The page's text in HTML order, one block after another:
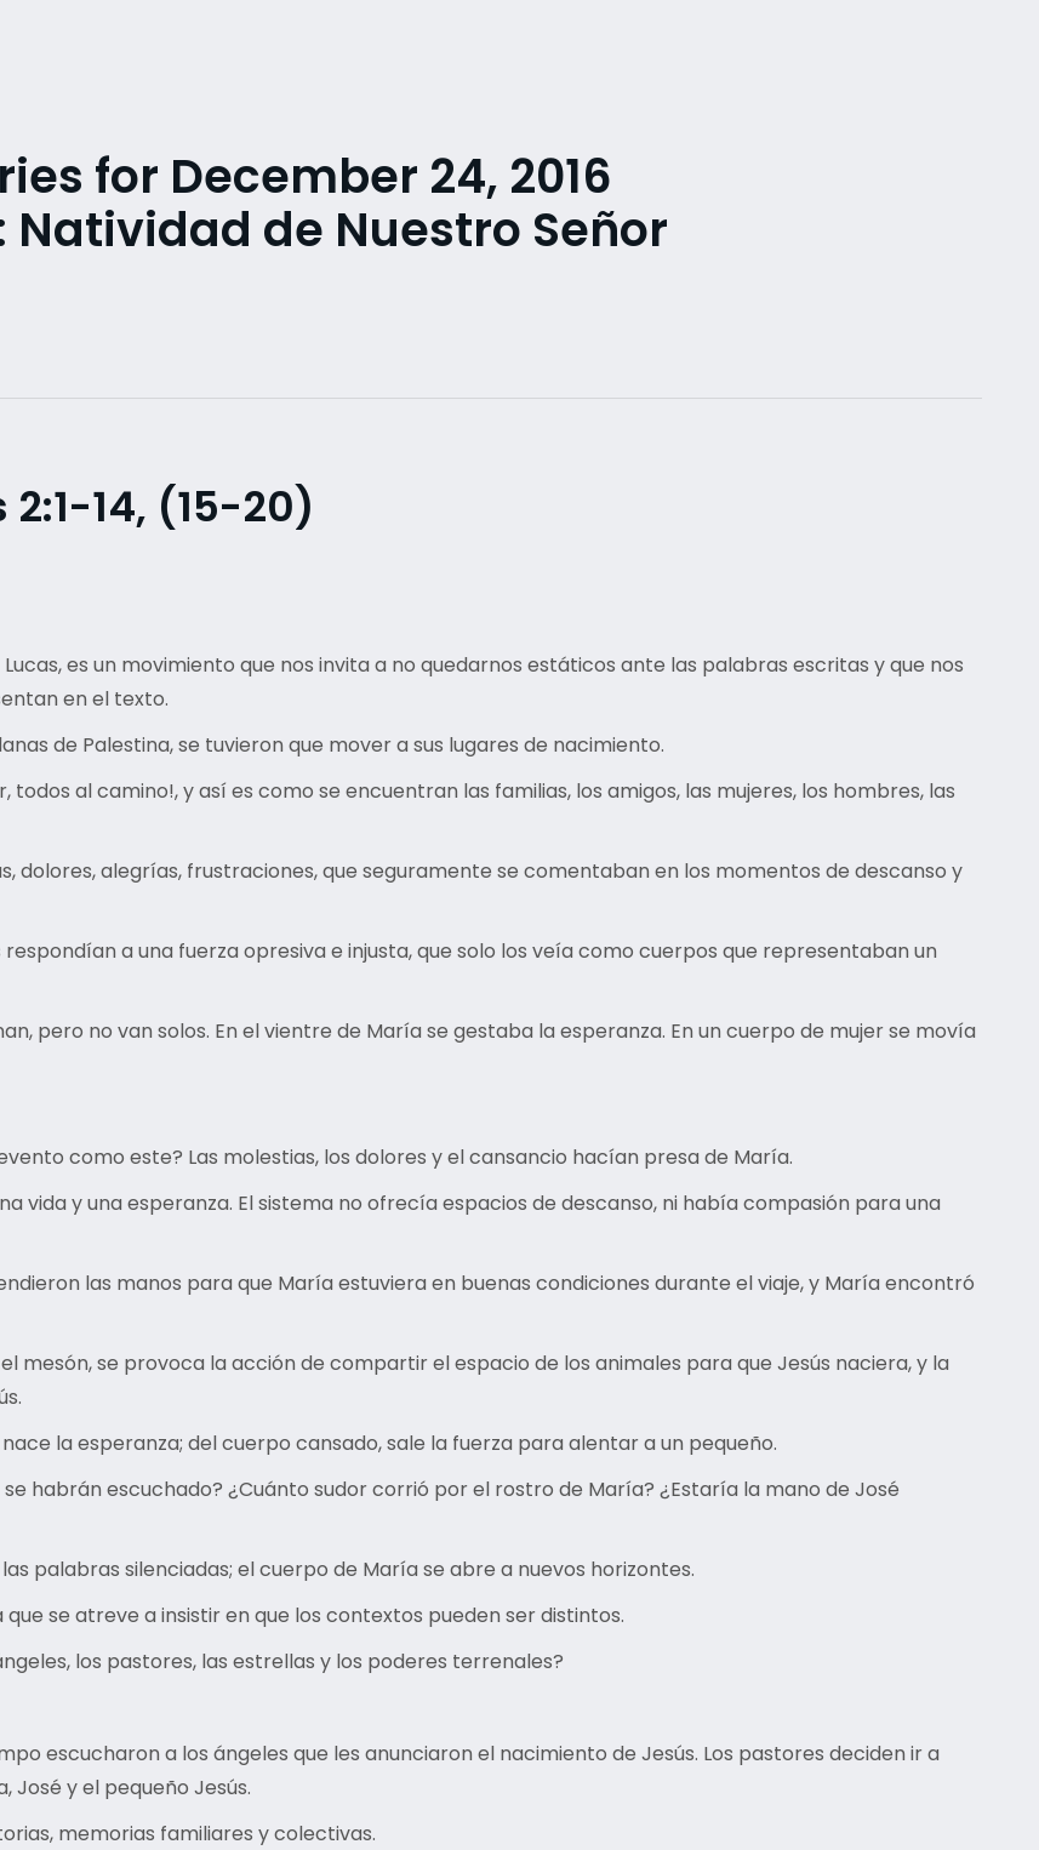
for December 24, 2016
de Nuestro Señor
14, (15-20)
es un movimiento que nos invita a no quedarnos estáticos ante las palabras escritas y que nos
en el texto.
de Palestina, se tuvieron que mover a sus lugares de nacimiento.
al camino!, y así es como se encuentran las familias, los amigos, las mujeres, los hombres, las
dolores, alegrías, frustraciones, que seguramente se comentaban en los momentos de descanso y
a una fuerza opresiva e injusta, que solo los veía como cuerpos que representaban un
pero no van solos. En el vientre de María se gestaba la esperanza. En un cuerpo de mujer se movía
como este? Las molestias, los dolores y el cansancio hacían presa de María.
vida y una esperanza. El sistema no ofrecía espacios de descanso, ni había compasión para una
las manos para que María estuviera en buenas condiciones durante el viaje, y María encontró
mesón, se provoca la acción de compartir el espacio de los animales para que Jesús naciera, y la
la esperanza; del cuerpo cansado, sale la fuerza para alentar a un pequeño.
habrán escuchado? ¿Cuánto sudor corrió por el rostro de María? ¿Estaría la mano de José
palabras silenciadas; el cuerpo de María se abre a nuevos horizontes.
se atreve a insistir en que los contextos pueden ser distintos.
los pastores, las estrellas y los poderes terrenales?
escucharon a los ángeles que les anunciaron el nacimiento de Jesús. Los pastores deciden ir a
y el pequeño Jesús.
memorias familiares y colectivas.